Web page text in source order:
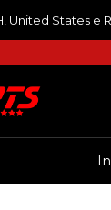
United States e